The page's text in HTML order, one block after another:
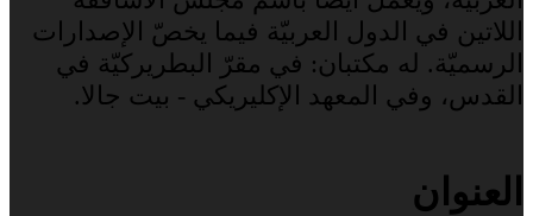
اللاتين في الدول العربيّة فيما يخصّ الإصدارات
الرسميّة. له مكتبان: في مقرّ البطريركيّة في
القدس، وفي المعهد الإكليريكي - بيت جالا.
العنوان